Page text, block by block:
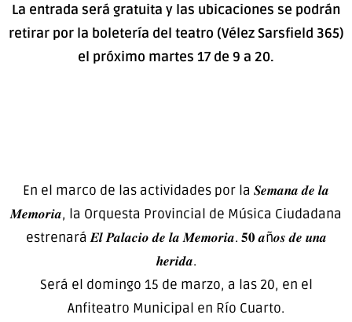
La entrada será gratuita y las ubicaciones se podrán
retirar por la boletería del teatro (Vélez Sarsfield 365)
el próximo martes 17 de 9 a 20.
En el marco de las actividades por la 𝑺𝒆𝒎𝒂𝒏𝒂 𝒅𝒆 𝒍𝒂
𝑴𝒆𝒎𝒐𝒓𝒊𝒂, la Orquesta Provincial de Música Ciudadana
estrenará 𝑬𝒍 𝑷𝒂𝒍𝒂𝒄𝒊𝒐 𝒅𝒆 𝒍𝒂 𝑴𝒆𝒎𝒐𝒓𝒊𝒂. 𝟓𝟎 𝒂ñ𝒐𝒔 𝒅𝒆 𝒖𝒏𝒂
𝒉𝒆𝒓𝒊𝒅𝒂.
Será el domingo 15 de marzo, a las 20, en el
Anfiteatro Municipal en Río Cuarto.